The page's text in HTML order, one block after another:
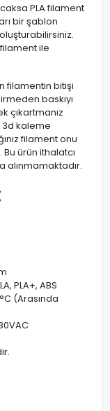
PLA filament
bir şablon
ile
filamentin bitişi
baskıyı
çıkartmanız
kaleme
filament onu
ürün ithalatcı
alınmamaktadır.
PLA+, ABS
(Arasında